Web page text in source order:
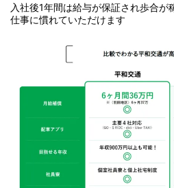
入社後1年間は給与が保証され歩合が
仕事に慣れていただけます